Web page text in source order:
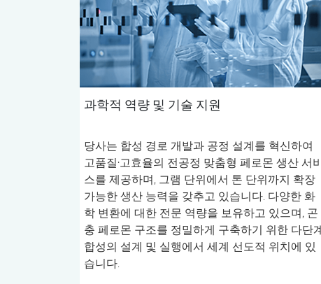
과학적 역량 및 기술 지원
당사는 합성 경로 개발과 공정 설계를 혁신하여
고품질·고효율의 전공정 맞춤형 페로몬 생산 서비
스를 제공하며, 그램 단위에서 톤 단위까지 확장
가능한 생산 능력을 갖추고 있습니다. 다양한 화
학 변환에 대한 전문 역량을 보유하고 있으며, 곤
충 페로몬 구조를 정밀하게 구축하기 위한 다단계
합성의 설계 및 실행에서 세계 선도적 위치에 있
습니다.